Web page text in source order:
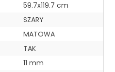
59.7x119.7 cm
SZARY
MATOWA
TAK
11 mm